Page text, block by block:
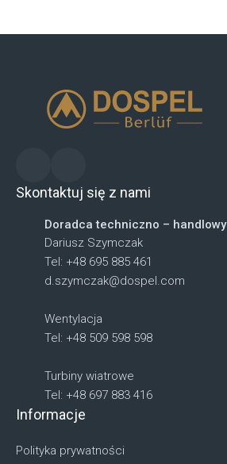
Skontaktuj się z nami
Doradca techniczno – handlowy
Dariusz Szymczak
Tel: +48 695 885 461
d.szymczak@dospel.com
Wentylacja
Tel: +48 509 598 598
Turbiny wiatrowe
Tel: +48 697 883 416
Informacje
Polityka prywatności